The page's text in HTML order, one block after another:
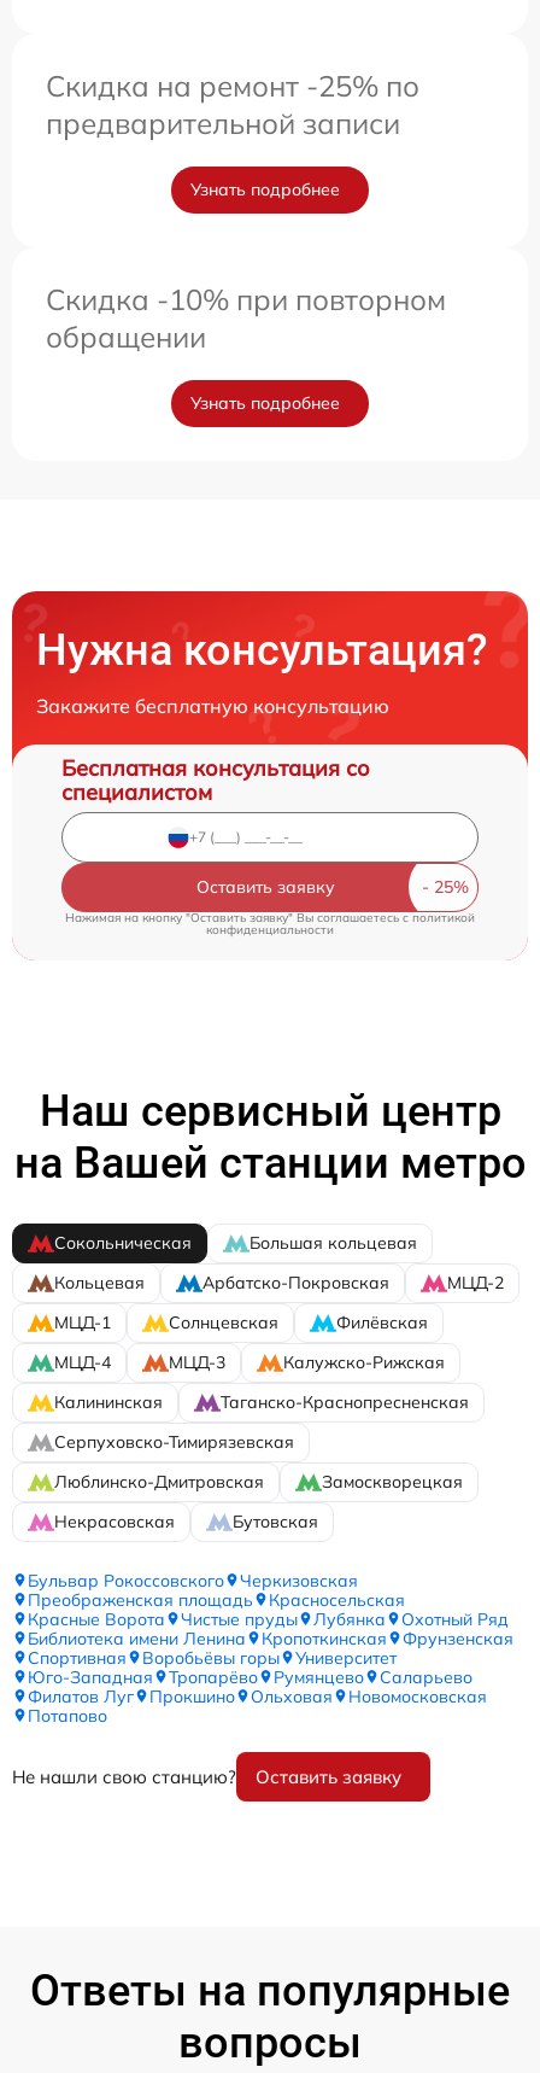
Скидка на ремонт -25% по
предварительной записи
Узнать подробнее
Скидка -10% при повторном
обращении
Узнать подробнее
Нужна консультация?
Закажите бесплатную консультацию
Бесплатная консультация со
специалистом
Оставить заявку
Нажимая на кнопку "Оставить заявку" Вы соглашаетесь cполитикой
конфиденциальности
Наш сервисный центр
на Вашей станции метро
Сокольническая
Большая кольцевая
Кольцевая
Арбатско-Покровская
МЦД-2
МЦД-1
Солнцевская
Филёвская
МЦД-4
МЦД-3
Калужско-Рижская
Калининская
Таганско-Краснопресненская
Серпуховско-Тимирязевская
Люблинско-Дмитровская
Замоскворецкая
Некрасовская
Бутовская
Бульвар Рокоссовского
Черкизовская
Преображенская площадь
Красносельская
Красные Ворота
Чистые пруды Лубянка
Охотный Ряд
Библиотека имени Ленина
Кропоткинская
Фрунзенская
Спортивная
Воробьёвы горы
Университет
Юго-Западная
Тропарёво Румянцево
Саларьево
Филатов Луг
Прокшино Ольховая
Новомосковская
Потапово
Не нашли свою станцию? Оставить заявку
Ответы на популярные
вопросы